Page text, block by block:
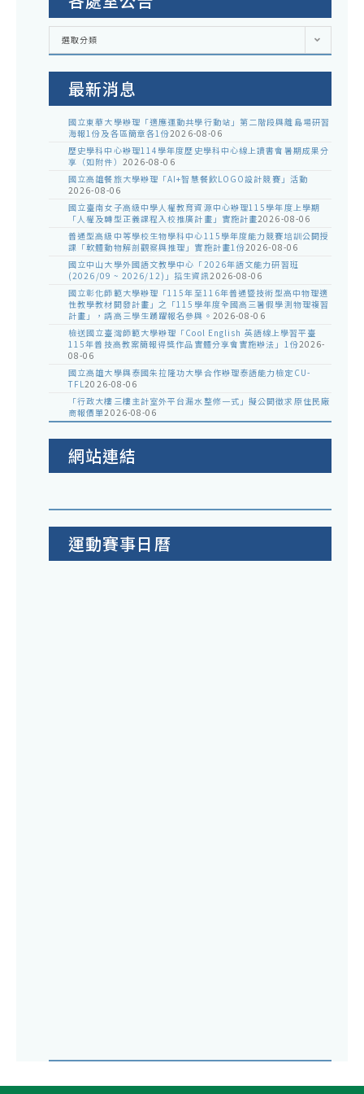
各
室
選取分類
最新消息
國立東華大學辦理「適應運動共學行動站」第二階段與離島場研習
海報1份及各區簡章各1份2026-08-06
歷史學科中心辦理114學年度歷史學科中心線上讀書會暑期成果分
享（如附件） 2026-08-06
國立高雄餐旅大學辦理「AI+智慧餐飲LOGO設計競賽」活動
2026-08-06
國立臺南女子高級中學人權教育資源中心辦理115學年度上學期
「人權及轉型正義課程入校推廣計畫」實施計畫2026-08-06
普通型高級中等學校生物學科中心115學年度能力競賽培訓公開授
課「軟體動物解剖觀察與推理」實施計畫1份2026-08-06
國立中山大學外國語文教學中心「2026年語文能力研習班
(2026/09 ~ 2026/12)」招生資訊2026-08-06
國立彰化師範大學辦理「115年至116年普通暨技術型高中物理適
性教學教材開發計畫」之「115學年度全國高三暑假學測物理複習
計畫」，請高三學生踴躍報名參與。 2026-08-06
檢送國立臺灣師範大學辦理「Cool English 英語線上學習平臺
115年普技高教案簡報得獎作品實體分享會實施辦法」1份2026-
08-06
國立高雄大學與泰國朱拉隆功大學合作辦理泰語能力檢定CU-
TFL2026-08-06
「行政大樓三樓主計室外平台漏水整修一式」擬公開徵求原住民廠
商報價單2026-08-06
網站連結
運動賽事日曆